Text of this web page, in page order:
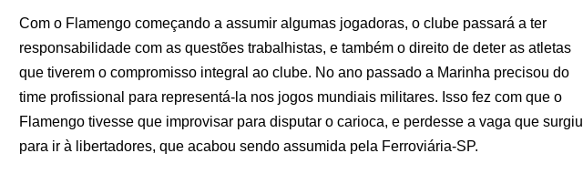
Com o Flamengo começando a assumir algumas jogadoras, o clube passará a ter
responsabilidade com as questões trabalhistas, e também o direito de deter as atletas
que tiverem o compromisso integral ao clube. No ano passado a Marinha precisou do
time profissional para representá-la nos jogos mundiais militares. Isso fez com que o
Flamengo tivesse que improvisar para disputar o carioca, e perdesse a vaga que surgiu
para ir à libertadores, que acabou sendo assumida pela Ferroviária-SP.